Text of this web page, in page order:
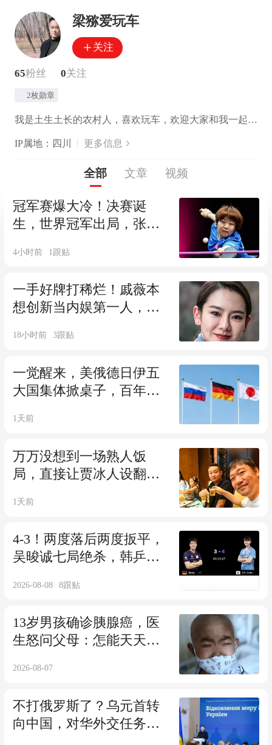
梁猕爱玩车
关注
65粉丝 0关注
2枚勋章
我是土生土长的农村人，喜欢玩车，欢迎大家和我一起交流，汽车知识和脱困技巧
IP属地：四川 更多信息
全部 文章 视频
冠军赛爆大冷！决赛诞
生，世界冠军出局，张本
4小时前 1跟贴
一手好牌打稀烂！戚薇本
想创新当内娱第一人，结
18小时前 3跟贴
一觉醒来，美俄德日伊五
大国集体掀桌子，百年未
1天前
万万没想到一场熟人饭
局，直接让贾冰人设翻
1天前
4-3！两度落后两度扳平，
吴晙诚七局绝杀，韩乒新
2026-08-08 8跟贴
13岁男孩确诊胰腺癌，医
生怒问父母：怎能天天给
2026-08-07
不打俄罗斯了？乌元首转
向中国，对华外交任务下